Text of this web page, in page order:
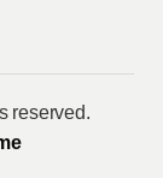
reserved.